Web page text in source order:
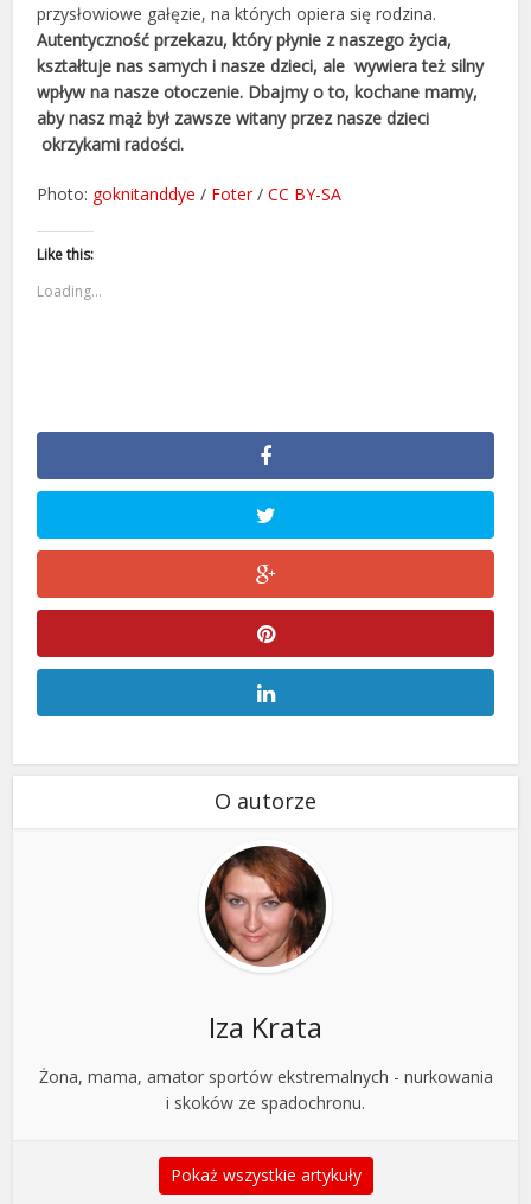
przysłowiowe gałęzie, na których opiera się rodzina.
Autentyczność przekazu, który płynie z naszego życia,
kształtuje nas samych i nasze dzieci, ale wywiera też silny
wpływ na nasze otoczenie. Dbajmy o to, kochane mamy,
aby nasz mąż był zawsze witany przez nasze dzieci
okrzykami radości.
Photo: goknitanddye / Foter/CC BY-SA
Like this:
Loading...
O autorze
Iza Krata
Żona, mama, amator sportów ekstremalnych - nurkowania
i skoków ze spadochronu.
Pokaż wszystkie artykuły